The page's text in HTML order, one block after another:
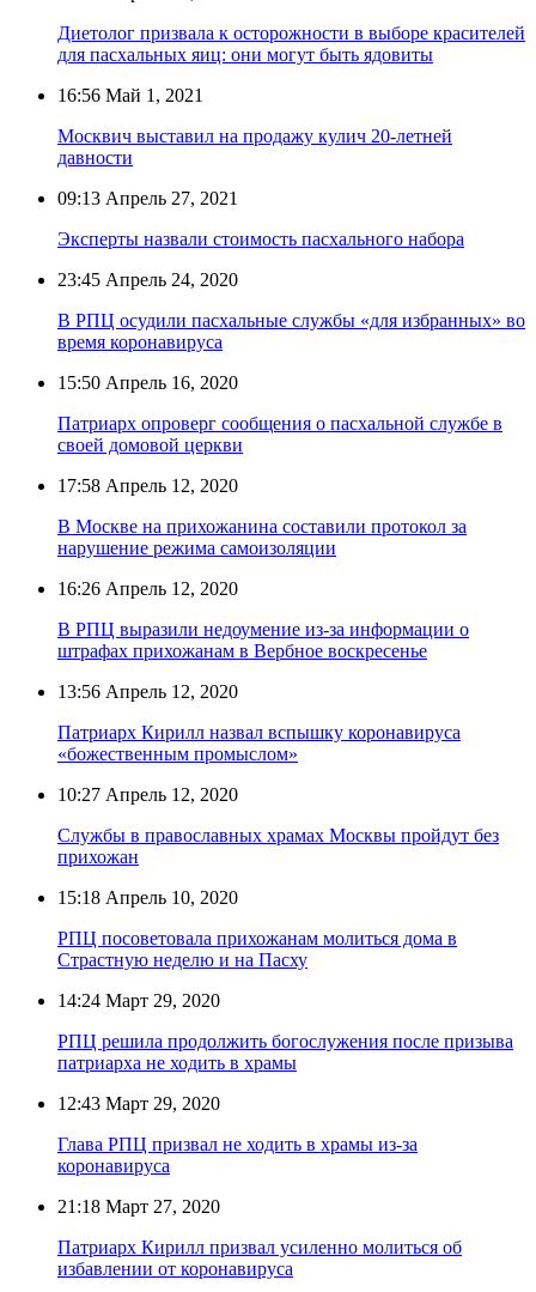
Диетолог призвала к осторожности в выборе красителей
для пасхальных яиц: они могут быть ядовиты
16:56 Май 1, 2021
Москвич выставил на продажу кулич 20-летней
давности
09:13 Апрель 27, 2021
Эксперты назвали стоимость пасхального набора
23:45 Апрель 24, 2020
В РПЦ осудили пасхальные службы «для избранных» во
время коронавируса
15:50 Апрель 16, 2020
Патриарх опроверг сообщения о пасхальной службе в
своей домовой церкви
17:58 Апрель 12, 2020
В Москве на прихожанина составили протокол за
нарушение режима самоизоляции
16:26 Апрель 12, 2020
В РПЦ выразили недоумение из-за информации о
штрафах прихожанам в Вербное воскресенье
13:56 Апрель 12, 2020
Патриарх Кирилл назвал вспышку коронавируса
«божественным промыслом»
10:27 Апрель 12, 2020
Службы в православных храмах Москвы пройдут без
прихожан
15:18 Апрель 10, 2020
РПЦ посоветовала прихожанам молиться дома в
Страстную неделю и на Пасху
14:24 Март 29, 2020
РПЦ решила продолжить богослужения после призыва
патриарха не ходить в храмы
12:43 Март 29, 2020
Глава РПЦ призвал не ходить в храмы из-за
коронавируса
21:18 Март 27, 2020
Патриарх Кирилл призвал усиленно молиться об
избавлении от коронавируса